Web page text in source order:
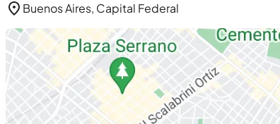
Buenos Aires, Capital Federal